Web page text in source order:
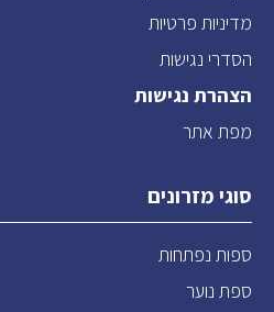
מדיניות פרטיות
הסדרי נגישות
הצהרת נגישות
מפת אתר
סוגי מזרונים
ספות נפתחות
ספת נוער